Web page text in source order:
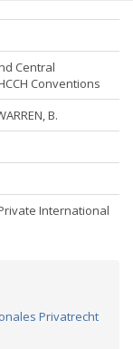
Central
Conventions
B.
International
Privatrecht